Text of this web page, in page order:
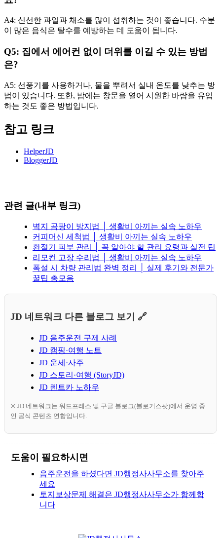
A4: 신선한 과일과 채소를 많이 섭취하는 것이 좋습니다. 수분
이 많은 음식은 탈수를 예방하는 데 도움이 됩니다.
Q5: 집에서 에어컨 없이 더위를 이길 수 있는 방법
은?
A5: 선풍기를 사용하거나, 물을 뿌려서 실내 온도를 낮추는 방
법이 있습니다. 또한, 밤에는 창문을 열어 시원한 바람을 유입
하는 것도 좋은 방법입니다.
참고 링크
HelperJD
BloggerJD
관련 글(내부 링크)
벽지 곰팡이 방지법 │ 생활비 아끼는 실속 노하우
커피머신 세척법 │ 생활비 아끼는 실속 노하우
환절기 피부 관리 │ 꼭 알아야 할 관리 요령과 실전 팁
리모컨 고장 수리법 │ 생활비 아끼는 실속 노하우
폭설 시 차량 관리법 완벽 정리 │ 실제 후기와 전문가
꿀팁 총모음
JD 네트워크 다른 블로그 보기 🔗
JD 음주운전 구제 사례
JD 캠핑·여행 노트
JD 운세·사주
JD 스토리·여행 (StoryJD)
JD 렌트카 노하우
※ JD 네트워크는 워드프레스 및 구글 블로그(블로거스팟)에서 운영 중
인 공식 콘텐츠 연합입니다.
도움이 필요하시면
음주운전을 하셨다면 JD행정사사무소를 찾아주
세요
토지보상문제 해결은 JD행정사사무소가 함께합
니다